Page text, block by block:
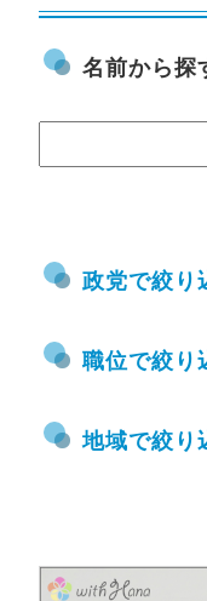
名前から探
政党で絞
職位で絞
地域で絞